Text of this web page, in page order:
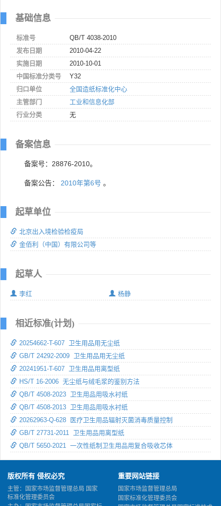
基础信息
标准号
QB/T 4038-2010
发布日期
2010-04-22
实施日期
2010-10-01
中国标准分类号
Y32
归口单位
全国造纸标准化中心
主管部门
工业和信息化部
行业分类
无
备案信息
备案号：28876-2010。
备案公告： 2010年第6号 。
起草单位
北京出入境检验检疫局
金佰利（中国）有限公司等
起草人
李红 杨静
相近标准(计划)
20254662-T-607 卫生用品用无尘纸
GB/T 24292-2009 卫生用品用无尘纸
20241951-T-607 卫生用品用离型纸
HS/T 16-2006 无尘纸与绒毛浆的鉴别方法
QB/T 4508-2023 卫生用品用吸水衬纸
QB/T 4508-2013 卫生用品用吸水衬纸
20262963-Q-628 医疗卫生用品辐射灭菌消毒质量控制
GB/T 27731-2011 卫生用品用离型纸
QB/T 5650-2021 一次性纸制卫生用品用复合吸收芯体
版权所有 侵权必究
主管：国家市场监督管理总局 国家
标准化管理委员会
重要网站链接
国家市场监督管理总局
国家标准化管理委员会